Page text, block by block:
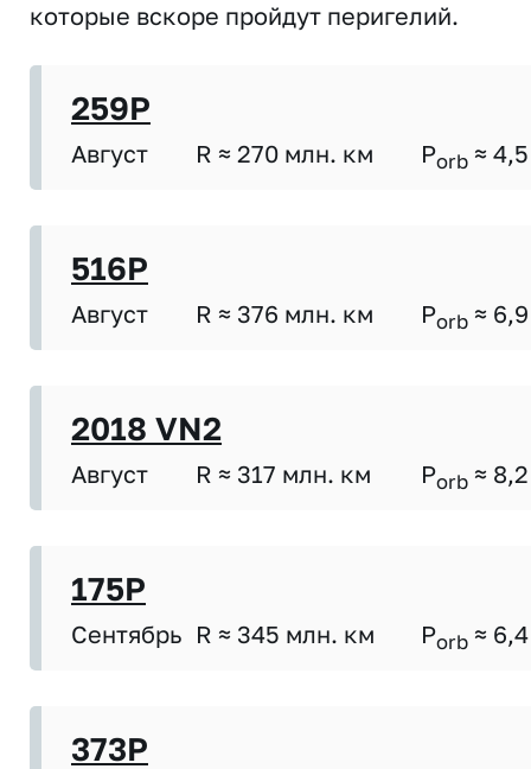
которые вскоре пройдут перигелий.
259P
Август R ≈ 270 млн. км Porb ≈ 4,5
516P
Август R ≈ 376 млн. км Porb ≈ 6,9
2018 VN2
Август R ≈ 317 млн. км Porb ≈ 8,2
175P
Сентябрь R ≈ 345 млн. км Porb ≈ 6,4
373P